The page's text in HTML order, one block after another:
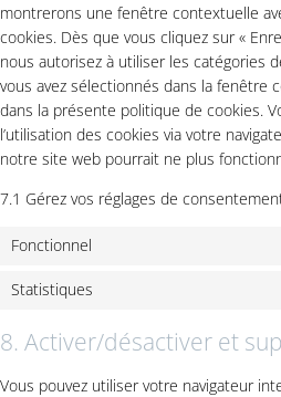
montrerons une fenêtre contextuelle
cookies. Dès que vous cliquez sur «
nous autorisez à utiliser les catégories
vous avez sélectionnés dans la fenêtre
dans la présente politique de cookies.
l’utilisation des cookies via votre
notre site web pourrait ne plus
7.1 Gérez vos réglages de
Fonctionnel
Statistiques
8. Activer/désactiver et
Vous pouvez utiliser votre navigateur